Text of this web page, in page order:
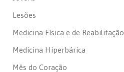
Lesões
Medicina Física e de Reabilitação
Medicina Hiperbárica
Mês do Coração